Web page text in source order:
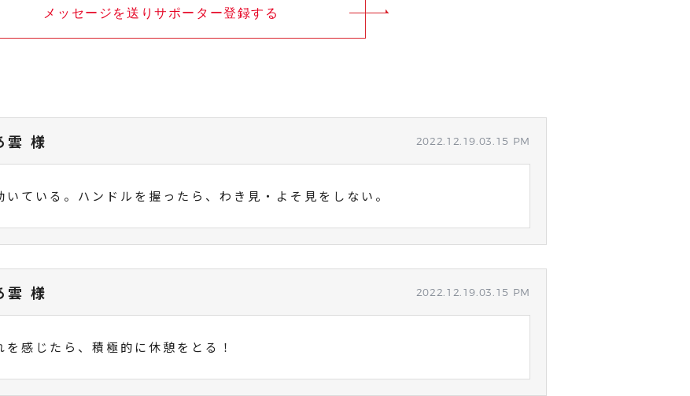
メッセージを送りサポーター登録する
2022.12.19.03.15 PM
雲 様
ている。ハンドルを握ったら、わき見・よそ見をしない。
2022.12.19.03.15 PM
雲 様
感じたら、積極的に休憩をとる！